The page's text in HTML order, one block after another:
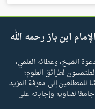
ابن باز رحمه الله
الشيخ، وعطائه العلمي،
لطرائق العلوم؛
للمتطلعين إلى معرفة المزيد
لفتاويه وإجاباته على